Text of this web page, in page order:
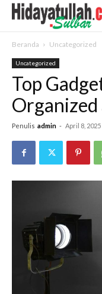
Beranda Uncategorized
Uncategorized
Top
Penulis admin - April 8, 2025